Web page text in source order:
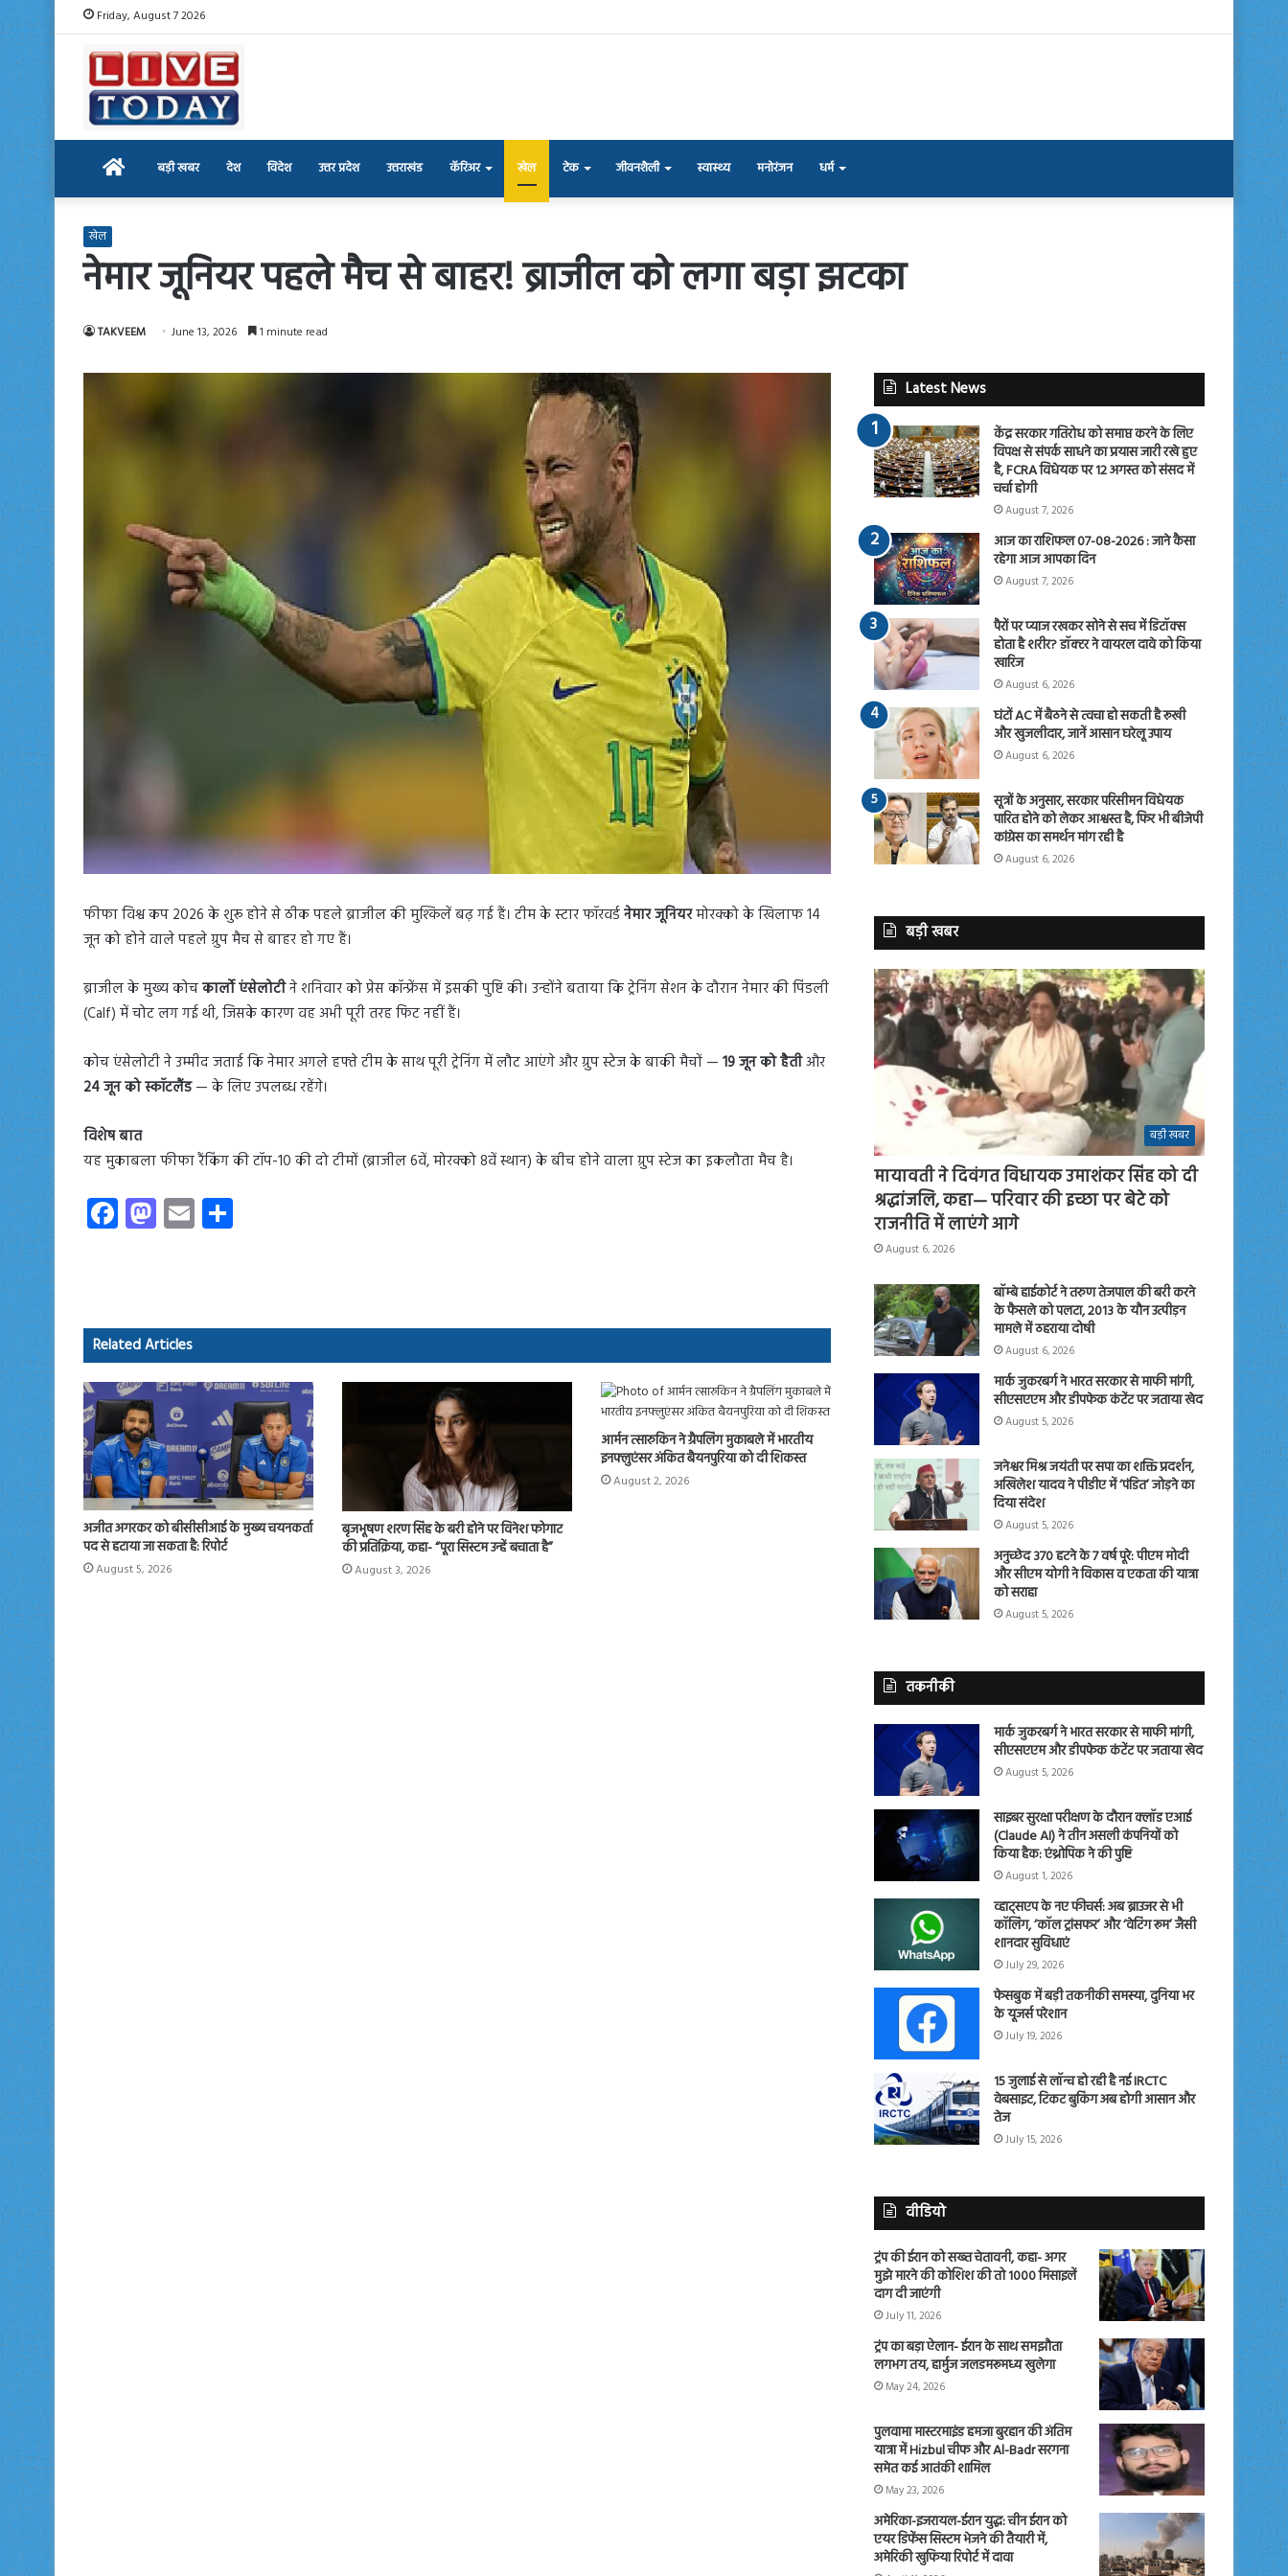
Friday, August 7 2026
Home बड़ी खबर देश विदेश उत्तर प्रदेश उत्तराखंड कॅरिअर खेल टेक जीवनशैली स्वास्थ्य मनोरंजन धर्म
खेल
नेमार जूनियर पहले मैच से बाहर! ब्राजील को लगा बड़ा झटका
TAKVEEM June 13, 2026 1 minute read
फीफा विश्व कप 2026 के शुरू होने से ठीक पहले ब्राजील की मुश्किलें बढ़ गई हैं। टीम के स्टार फॉरवर्डनेमार जूनियरमोरक्को के खिलाफ 14
जून को होने वाले पहले ग्रुप मैच से बाहर हो गए हैं।
ब्राजील के मुख्य कोचकार्लो एंसेलोटीने शनिवार को प्रेस कॉन्फ्रेंस में इसकी पुष्टि की। उन्होंने बताया कि ट्रेनिंग सेशन के दौरान नेमार की पिंडली
(Calf) में चोट लग गई थी, जिसके कारण वह अभी पूरी तरह फिट नहीं हैं।
कोच एंसेलोटी ने उम्मीद जताई कि नेमार अगले हफ्ते टीम के साथ पूरी ट्रेनिंग में लौट आएंगे और ग्रुप स्टेज के बाकी मैचों — 19 जून को हैतीऔर
24 जून को स्कॉटलैंड— के लिए उपलब्ध रहेंगे।
विशेष बात
यह मुकाबला फीफा रैंकिंग की टॉप-10 की दो टीमों (ब्राजील 6वें, मोरक्को 8वें स्थान) के बीच होने वाला ग्रुप स्टेज का इकलौता मैच है।
Fa
ce
ok
M
as
o
n
E
m
Related Articles
अजीत अगरकर को बीसीसीआई के मुख्य चयनकर्ता
पद से हटाया जा सकता है: रिपोर्ट
August 5, 2026
बृजभूषण शरण सिंह के बरी होने पर विनेश फोगाट
की प्रतिक्रिया, कहा- “पूरा सिस्टम उन्हें बचाता है”
August 3, 2026
आर्मन त्सारुकिन ने ग्रैपलिंग मुकाबले में भारतीय
इनफ्लुएंसर अंकित बैयनपुरिया को दी शिकस्त
August 2, 2026
Latest News
केंद्र सरकार गतिरोध को समाप्त करने के लिए
विपक्ष से संपर्क साधने का प्रयास जारी रखे हुए
है, FCRA विधेयक पर 12 अगस्त को संसद में
चर्चा होगी
August 7, 2026
आज का राशिफल 07-08-2026 : जाने कैसा
रहेगा आज आपका दिन
August 7, 2026
पैरों पर प्याज रखकर सोने से सच में डिटॉक्स
होता है शरीर? डॉक्टर ने वायरल दावे को किया
खारिज
August 6, 2026
घंटों AC में बैठने से त्वचा हो सकती है रूखी
और खुजलीदार, जानें आसान घरेलू उपाय
August 6, 2026
सूत्रों के अनुसार, सरकार परिसीमन विधेयक
पारित होने को लेकर आश्वस्त है, फिर भी बीजेपी
कांग्रेस का समर्थन मांग रही है
August 6, 2026
बड़ी खबर
बड़ी खबर
मायावती ने दिवंगत विधायक उमाशंकर सिंह को दी
श्रद्धांजलि, कहा— परिवार की इच्छा पर बेटे को
राजनीति में लाएंगे आगे
August 6, 2026
बॉम्बे हाईकोर्ट ने तरुण तेजपाल की बरी करने
के फैसले को पलटा, 2013 के यौन उत्पीड़न
मामले में ठहराया दोषी
August 6, 2026
मार्क जुकरबर्ग ने भारत सरकार से माफी मांगी,
सीएसएएम और डीपफेक कंटेंट पर जताया खेद
August 5, 2026
जनेश्वर मिश्र जयंती पर सपा का शक्ति प्रदर्शन,
अखिलेश यादव ने पीडीए में ‘पंडित’ जोड़ने का
दिया संदेश
August 5, 2026
अनुच्छेद 370 हटने के 7 वर्ष पूरे: पीएम मोदी
और सीएम योगी ने विकास व एकता की यात्रा
को सराहा
August 5, 2026
तकनीकी
मार्क जुकरबर्ग ने भारत सरकार से माफी मांगी,
सीएसएएम और डीपफेक कंटेंट पर जताया खेद
August 5, 2026
साइबर सुरक्षा परीक्षण के दौरान क्लॉड एआई
(Claude AI) ने तीन असली कंपनियों को
किया हैक: एंथ्रोपिक ने की पुष्टि
August 1, 2026
व्हाट्सएप के नए फीचर्स: अब ब्राउजर से भी
कॉलिंग, ‘कॉल ट्रांसफर’ और ‘वेटिंग रूम’ जैसी
शानदार सुविधाएं
July 29, 2026
फेसबुक में बड़ी तकनीकी समस्या, दुनिया भर
के यूजर्स परेशान
July 19, 2026
15 जुलाई से लॉन्च हो रही है नई IRCTC
वेबसाइट, टिकट बुकिंग अब होगी आसान और
तेज
July 15, 2026
वीडियो
ट्रंप की ईरान को सख्त चेतावनी, कहा- अगर
मुझे मारने की कोशिश की तो 1000 मिसाइलें
दाग दी जाएंगी
July 11, 2026
ट्रंप का बड़ा ऐलान- ईरान के साथ समझौता
लगभग तय, हार्मुज जलडमरूमध्य खुलेगा
May 24, 2026
पुलवामा मास्टरमाइंड हमजा बुरहान की अंतिम
यात्रा में Hizbul चीफ और Al-Badr सरगना
समेत कई आतंकी शामिल
May 23, 2026
अमेरिका-इजरायल-ईरान युद्ध: चीन ईरान को
एयर डिफेंस सिस्टम भेजने की तैयारी में,
अमेरिकी खुफिया रिपोर्ट में दावा